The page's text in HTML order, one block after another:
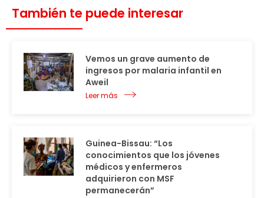
También te puede interesar
Vemos un grave aumento de
ingresos por malaria infantil en
Aweil
Leer más
Guinea-Bissau: “Los
conocimientos que los jóvenes
médicos y enfermeros
adquirieron con MSF
permanecerán”